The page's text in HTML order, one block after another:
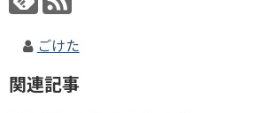
ごけた
関連記事